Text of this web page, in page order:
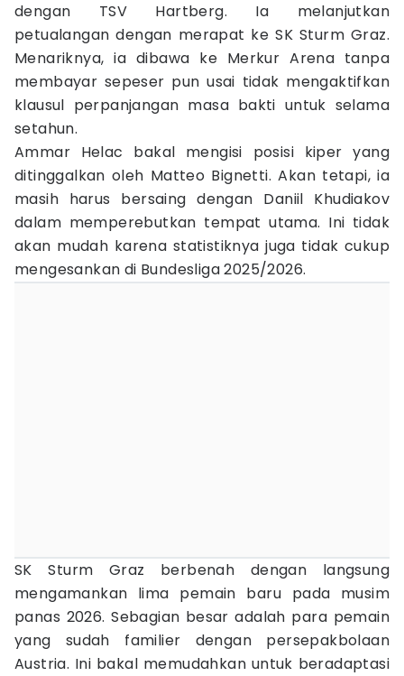
dengan TSV Hartberg. Ia melanjutkan
petualangan dengan merapat ke SK Sturm Graz.
Menariknya, ia dibawa ke Merkur Arena tanpa
membayar sepeser pun usai tidak mengaktifkan
klausul perpanjangan masa bakti untuk selama
setahun.
Ammar Helac bakal mengisi posisi kiper yang
ditinggalkan oleh Matteo Bignetti. Akan tetapi, ia
masih harus bersaing dengan Daniil Khudiakov
dalam memperebutkan tempat utama. Ini tidak
akan mudah karena statistiknya juga tidak cukup
mengesankan di Bundesliga 2025/2026.
SK Sturm Graz berbenah dengan langsung
mengamankan lima pemain baru pada musim
panas 2026. Sebagian besar adalah para pemain
yang sudah familier dengan persepakbolaan
Austria. Ini bakal memudahkan untuk beradaptasi